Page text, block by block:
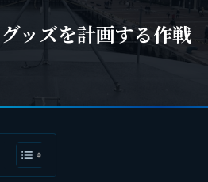
ッズを計画する作戦